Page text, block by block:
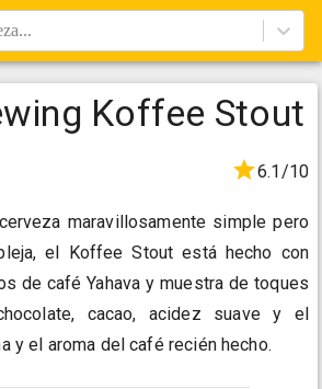
Koffee Stout
6.1/10
maravillosamente simple pero
el Koffee Stout está hecho con
de café Yahava y muestra de toques
cacao, acidez suave y el
y el aroma del café recién hecho.